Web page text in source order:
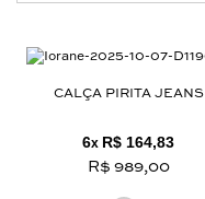
CALÇA PIRITA JEANS
6x R$ 164,83
R$ 989,00